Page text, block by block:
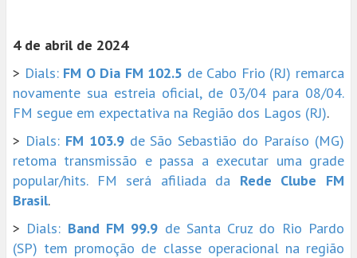
4 de abril de 2024
> Dials: FM O Dia FM 102.5 de Cabo Frio (RJ) remarca
novamente sua estreia oficial, de 03/04 para 08/04.
FM segue em expectativa na Região dos Lagos (RJ).
> Dials: FM 103.9de São Sebastião do Paraíso (MG)
retoma transmissão e passa a executar uma grade
popular/hits. FM será afiliada da Rede Clube FM
Brasil.
> Dials: Band FM 99.9 de Santa Cruz do Rio Pardo
(SP) tem promoção de classe operacional na região